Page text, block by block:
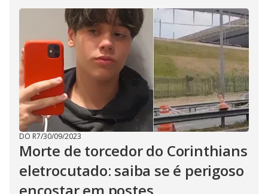
DO R7/30/09/2023
Morte de torcedor do Corinthians
eletrocutado: saiba se é perigoso